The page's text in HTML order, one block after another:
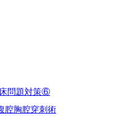
問題対策⑥
腔胸腔穿刺術